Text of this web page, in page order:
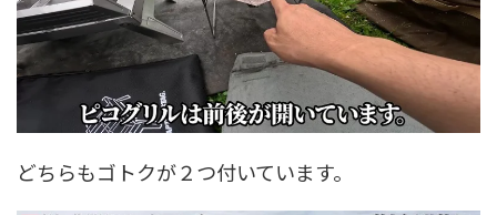
どちらもゴトクが２つ付いています。